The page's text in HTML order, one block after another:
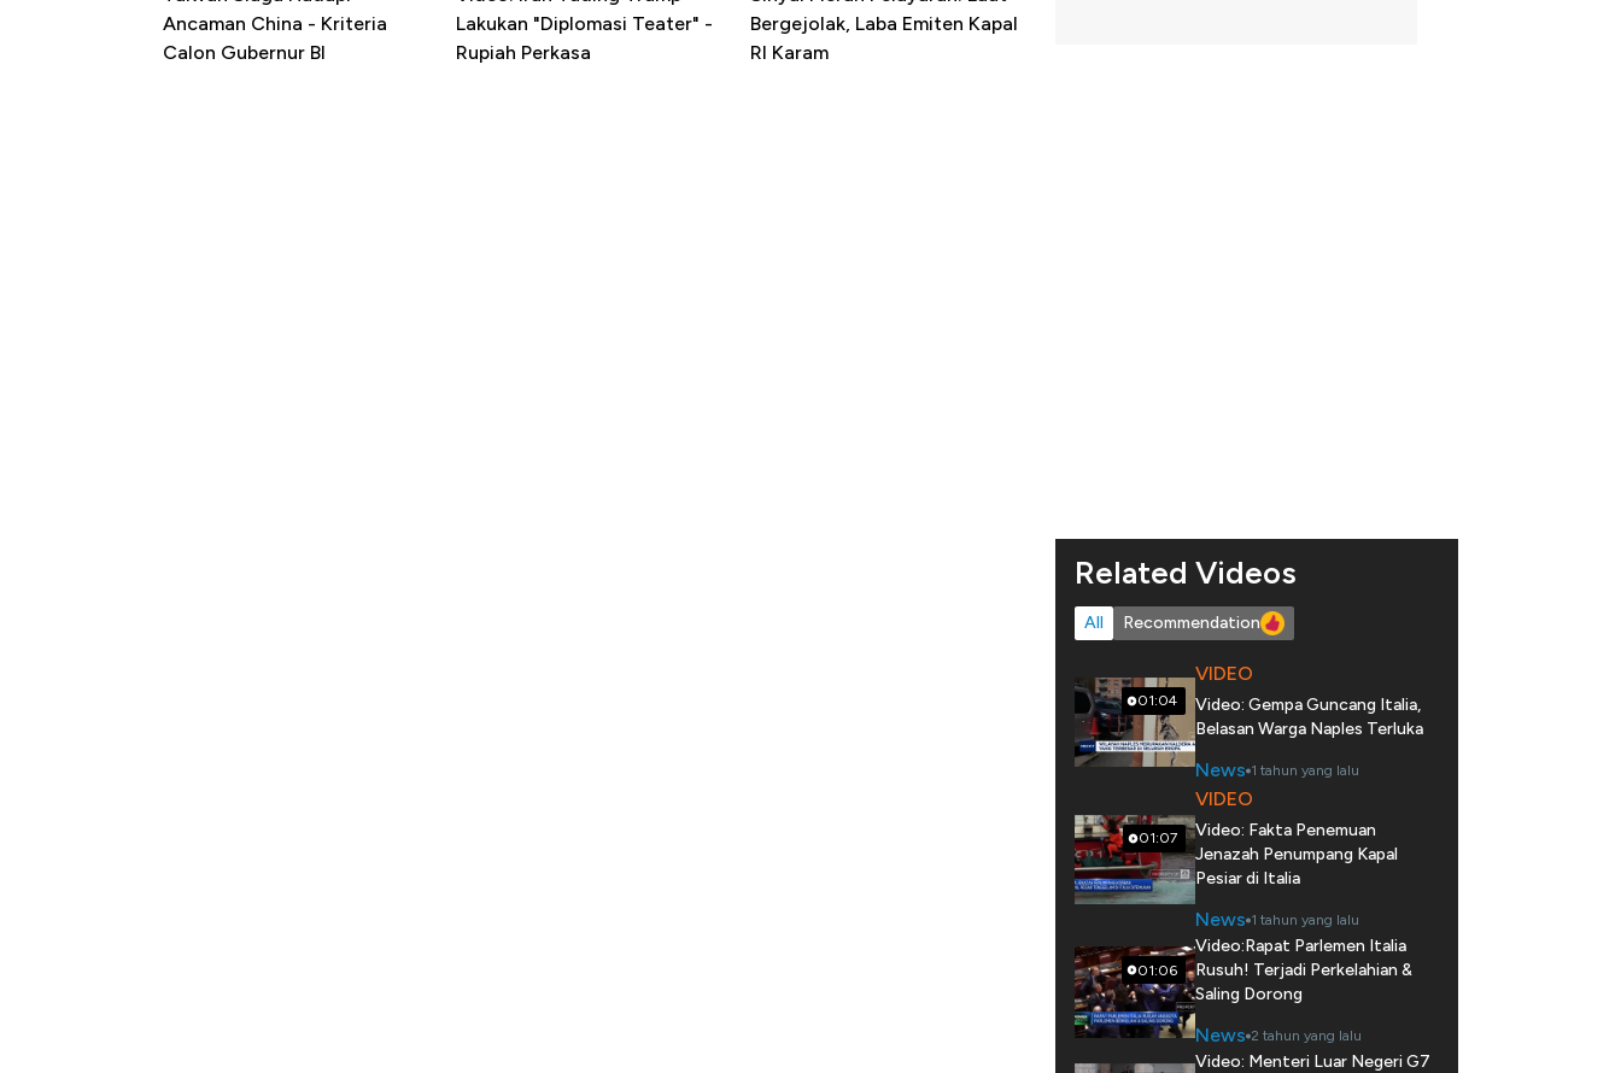
Ancaman China - Kriteria
Calon Gubernur BI
Lakukan "Diplomasi Teater" -
Rupiah Perkasa
Bergejolak, Laba Emiten Kapal
RI Karam
Related Videos
All Recommendation
01:04
VIDEO
Video: Gempa Guncang Italia,
Belasan Warga Naples Terluka
News 1 tahun yang lalu
01:07
VIDEO
Video: Fakta Penemuan
Jenazah Penumpang Kapal
Pesiar di Italia
News 1 tahun yang lalu
01:06
Video:Rapat Parlemen Italia
Rusuh! Terjadi Perkelahian &
Saling Dorong
News 2 tahun yang lalu
Video: Menteri Luar Negeri G7